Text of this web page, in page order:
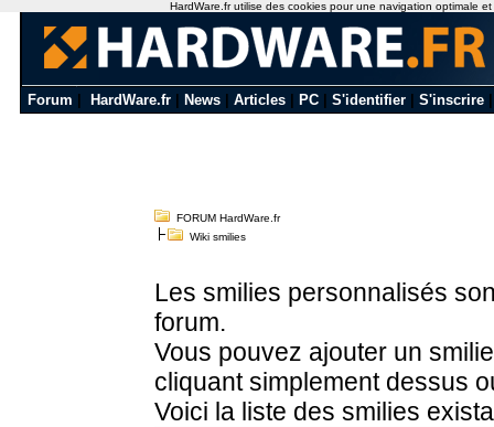
Forum HardWare.fr News Articles PC S'identifier S'inscrire
FORUM HardWare.fr
Wiki smilies
Les smilies personnalisés
forum.
Vous pouvez ajouter un
cliquant simplement dessus
Voici la liste des smilies
HardWare.fr utilise des cookies pour une navigation optimale